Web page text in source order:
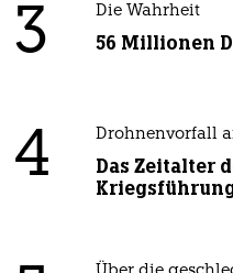
3 Die Wahrheit
56 Millionen
4 Drohnenvorfall
Das Zeitalter